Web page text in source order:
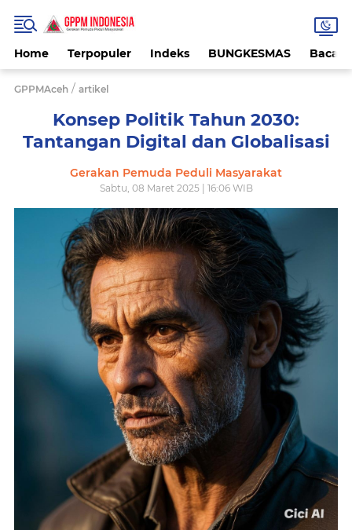
Home Terpopuler Indeks BUNGKESMAS
GPPMAceh / artikel
Konsep Politik Tahun 2030:
Tantangan Digital dan Globalisasi
Gerakan Pemuda Peduli Masyarakat
Sabtu, 08 Maret 2025 | 16:06 WIB